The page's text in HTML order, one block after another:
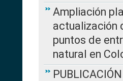
Ampliación
actualización
puntos de
natural en